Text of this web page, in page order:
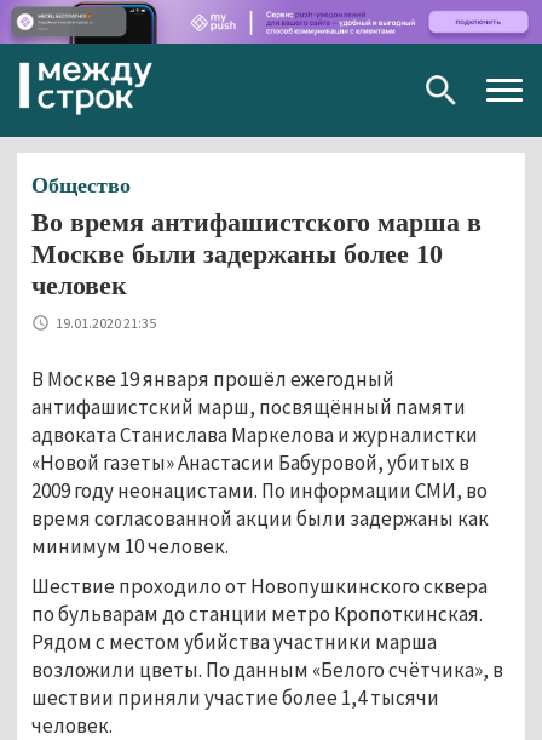
Общество
Во время антифашистского марша в
Москве были задержаны более 10
человек
19.01.2020 21:35
В Москве 19 января прошёл ежегодный
антифашистский марш, посвящённый памяти
адвоката Станислава Маркелова и журналистки
«Новой газеты» Анастасии Бабуровой, убитых в
2009 году неонацистами. По информации СМИ, во
время согласованной акции были задержаны как
минимум 10 человек.
Шествие проходило от Новопушкинского сквера
по бульварам до станции метро Кропоткинская.
Рядом с местом убийства участники марша
возложили цветы. По данным «Белого счётчика», в
шествии приняли участие более 1,4 тысячи
человек.